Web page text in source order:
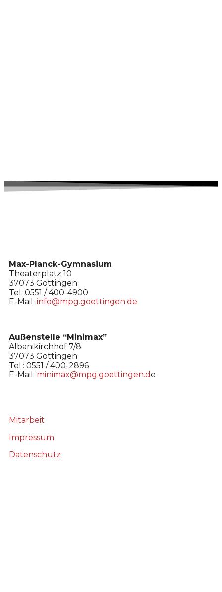
Max-Planck-Gymnasium
Theaterplatz 10
37073 Göttingen
Tel: 0551 / 400-4900
E-Mail: info@mpg.goettingen.de
Außenstelle “Minimax”
Albanikirchhof 7/8
37073 Göttingen
Tel.: 0551 / 400-2896
E-Mail: minimax@mpg.goettingen.de
Mitarbeit
Impressum
Datenschutz